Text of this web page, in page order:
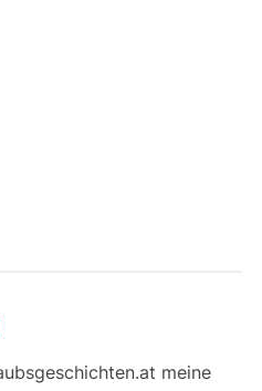
meine